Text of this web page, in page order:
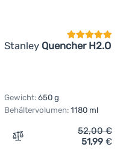
Stanley Quencher H2.O
Stanley Quencher H2.O
Gewicht: 650 g
Behältervolumen: 1180 ml
Zum Vergleich
52,00€
51,99 €